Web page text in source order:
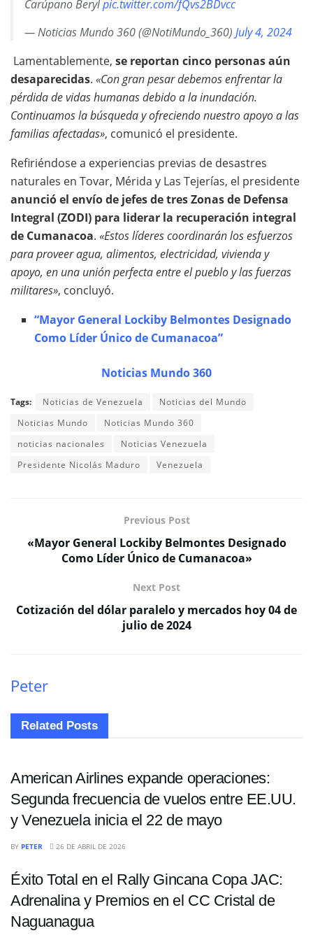
Carúpano Berylpic.twitter.com/fQvs2BDvcc
— Noticias Mundo 360 (@NotiMundo_360) July 4, 2024
Lamentablemente, se reportan cinco personas aún
desaparecidas. «Con gran pesar debemos enfrentar la
pérdida de vidas humanas debido a la inundación.
Continuamos la búsqueda y ofreciendo nuestro apoyo a las
familias afectadas», comunicó el presidente.
Refiriéndose a experiencias previas de desastres
naturales en Tovar, Mérida y Las Tejerías, el presidente
anunció el envío de jefes de tres Zonas de Defensa
Integral (ZODI) para liderar la recuperación integral
de Cumanacoa. «Estos líderes coordinarán los esfuerzos
para proveer agua, alimentos, electricidad, vivienda y
apoyo, en una unión perfecta entre el pueblo y las fuerzas
militares», concluyó.
“Mayor General Lockiby Belmontes Designado
Como Líder Único de Cumanacoa”
Noticias Mundo 360
Tags: Noticias de Venezuela
Noticias del Mundo
Noticias Mundo
Noticias Mundo 360
noticias nacionales
Noticias Venezuela
Presidente Nicolás Maduro
Venezuela
Previous Post
«Mayor General Lockiby Belmontes Designado
Como Líder Único de Cumanacoa»
Next Post
Cotización del dólar paralelo y mercados hoy 04 de
julio de 2024
Peter
Related Posts
NACIONALES
American Airlines expande operaciones:
Segunda frecuencia de vuelos entre EE.UU.
y Venezuela inicia el 22 de mayo
BY PETER 26 DE ABRIL DE 2026
Éxito Total en el Rally Gincana Copa JAC:
Adrenalina y Premios en el CC Cristal de
Naguanagua